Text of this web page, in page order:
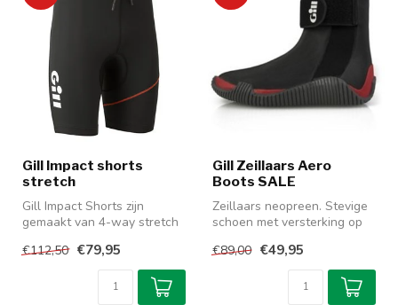
Gill Impact shorts
stretch
Gill Impact Shorts zijn
gemaakt van 4-way stretch
beschermin...
€112,50 €79,95
Gill Zeillaars Aero
Boots SALE
Zeillaars neopreen. Stevige
schoen met versterking op
ba...
€89,00 €49,95